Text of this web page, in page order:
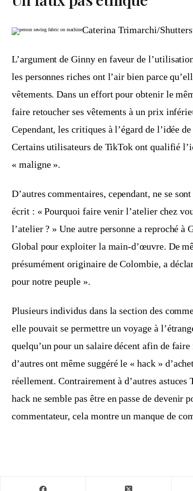
Caterina Trimarchi/
L’argument de Ginny en faveur de
les personnes riches ont l’air bien parce
vêtements. Dans un effort pour obtenir le
faire retoucher ses vêtements à un prix
Cependant, les critiques à l’égard de l’idée
Certains utilisateurs de TikTok ont qualifié
« maligne ».
D’autres commentaires, cependant, ne se
écrit : « Pourquoi faire venir l’atelier chez
l’atelier ? » Une autre personne a reproché à
Global pour exploiter la main-d’œuvre. De
présumément originaire de Colombie, a
pour notre peuple ».
Plusieurs individus dans la section des
elle pouvait se permettre un voyage à
quelqu’un pour un salaire décent afin de
d’autres ont même suggéré le « hack »
réellement. Contrairement à d’autres
hack ne semble pas être en passe de devenir
commentateur, cela montre un manque de